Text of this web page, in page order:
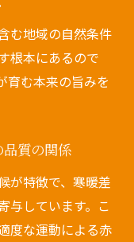
む地域の自然条件
根本にあるので
育む本来の旨みを
質の関係
が特徴で、寒暖差
与しています。こ
度な運動による赤